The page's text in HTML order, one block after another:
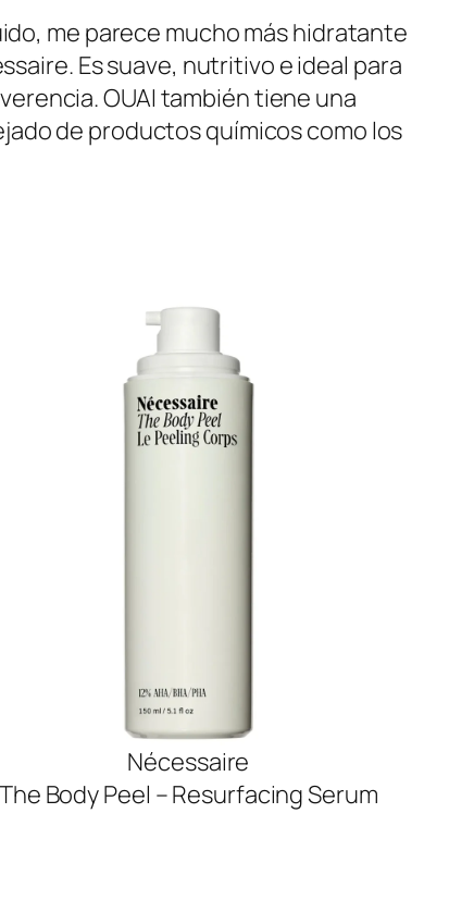
me parece mucho más hidratante
Es suave, nutritivo e ideal para
OUAI también tiene una
de productos químicos como los
Nécessaire
The Body Peel – Resurfacing Serum